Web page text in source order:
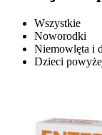
Wszystkie
Noworodki
Niemowlęta i
Dzieci